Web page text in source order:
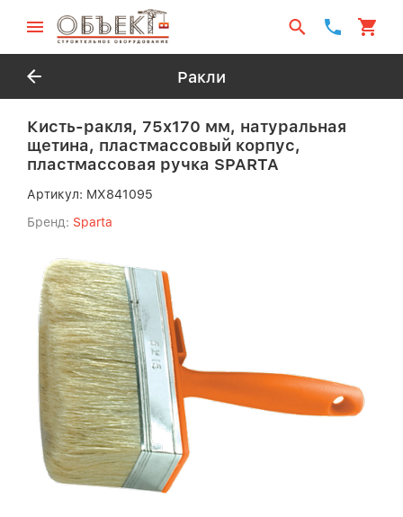
Ракли
Кисть-ракля, 75х170 мм, натуральная
щетина, пластмассовый корпус,
пластмассовая ручка SPARTA
Артикул: MX841095
Бренд: Sparta